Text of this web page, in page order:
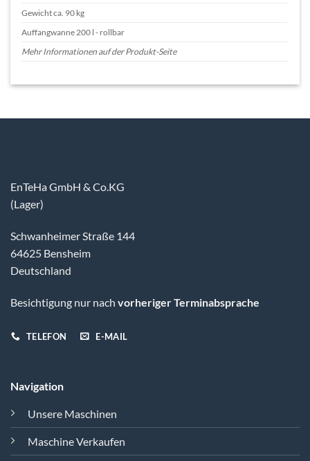
Gewicht ca. 90 kg
Auffangwanne 200 l - rollbar
Mehr Informationen auf der Produkt-Seite
EnTeHa GmbH & Co.KG
(Lager)
Schwanheimer Straße 144
64625 Bensheim
Deutschland
Besichtigung nur nach vorheriger Terminabsprache
TELEFON E-MAIL
Navigation
Unsere Maschinen
Maschine Verkaufen